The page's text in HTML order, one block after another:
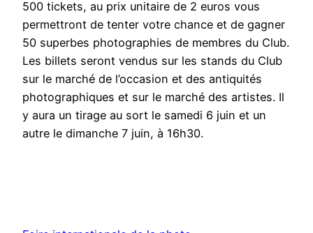
500 tickets, au prix unitaire de 2 euros vous
permettront de tenter votre chance et de gagner
50 superbes photographies de membres du Club.
Les billets seront vendus sur les stands du Club
sur le marché de l’occasion et des antiquités
photographiques et sur le marché des artistes. Il
y aura un tirage au sort le samedi 6 juin et un
autre le dimanche 7 juin, à 16h30.